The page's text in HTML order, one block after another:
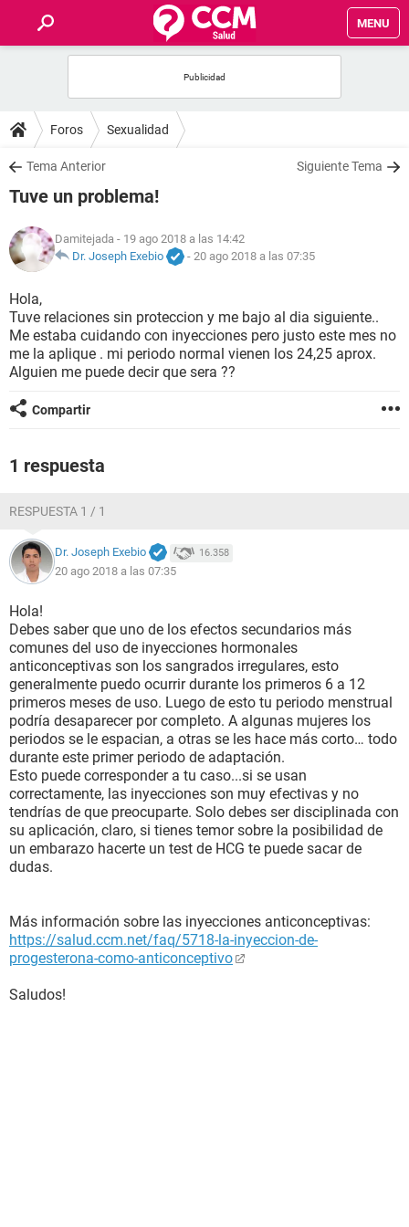
MENU
FOROS
SALUD
NUTRICIÓN
BIENESTAR
SEXUALIDAD
GLOSARIO
Foros Sexualidad
Tema Anterior Siguiente Tema
Tuve un problema!
Damitejada - 19 ago 2018 a las 14:42
Dr. Joseph Exebio
- 20 ago 2018 a las 07:35
Hola,
Tuve relaciones sin proteccion y me bajo al dia siguiente..
Me estaba cuidando con inyecciones pero justo este mes no
me la aplique . mi periodo normal vienen los 24,25 aprox.
Alguien me puede decir que sera ??
Compartir
1 respuesta
RESPUESTA 1 / 1
Dr. Joseph Exebio 16.358
20 ago 2018 a las 07:35
Hola!
Debes saber que uno de los efectos secundarios más
comunes del uso de inyecciones hormonales
anticonceptivas son los sangrados irregulares, esto
generalmente puedo ocurrir durante los primeros 6 a 12
primeros meses de uso. Luego de esto tu periodo menstrual
podría desaparecer por completo. A algunas mujeres los
periodos se le espacian, a otras se les hace más corto… todo
durante este primer periodo de adaptación.
Esto puede corresponder a tu caso...si se usan
correctamente, las inyecciones son muy efectivas y no
tendrías de que preocuparte. Solo debes ser disciplinada con
su aplicación, claro, si tienes temor sobre la posibilidad de
un embarazo hacerte un test de HCG te puede sacar de
dudas.
Más información sobre las inyecciones anticonceptivas:
https://salud.ccm.net/faq/5718-la-inyeccion-de-
progesterona-como-anticonceptivo
Saludos!